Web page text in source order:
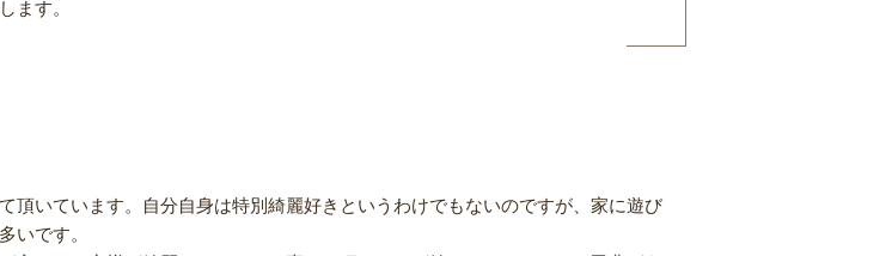
ます。
頂いています。自分自身は特別綺麗好きというわけでもないのですが、家に遊び
いです。